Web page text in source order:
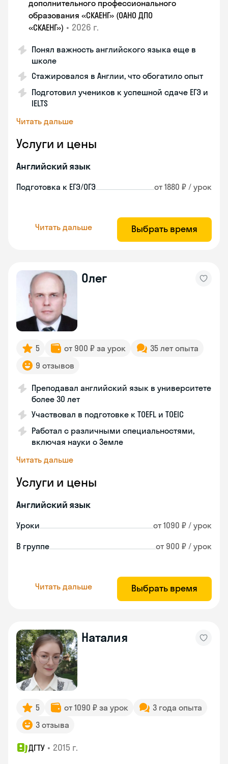
дополнительного профессионального
образования «СКАЕНГ» (ОАНО ДПО
«СКАЕНГ») • 2026 г.
Понял важность английского языка еще в
школе
Стажировался в Англии, что обогатило опыт
Подготовил учеников к успешной сдаче ЕГЭ и
IELTS
Читать дальше
Услуги и цены
Английский язык
Подготовка к ЕГЭ/ОГЭ от 1880 ₽ / урок
Читать дальше Выбрать время
Олег
5 от 900 ₽ за урок
35 лет опыта
9 отзывов
Преподавал английский язык в университете
более 30 лет
Участвовал в подготовке к TOEFL и TOEIC
Работал с различными специальностями,
включая науки о Земле
Читать дальше
Услуги и цены
Английский язык
Уроки от 1090 ₽ / урок
В группе от 900 ₽ / урок
Читать дальше Выбрать время
Наталия
5 от 1090 ₽ за урок
3 года опыта
3 отзыва
ДГТУ • 2015 г.